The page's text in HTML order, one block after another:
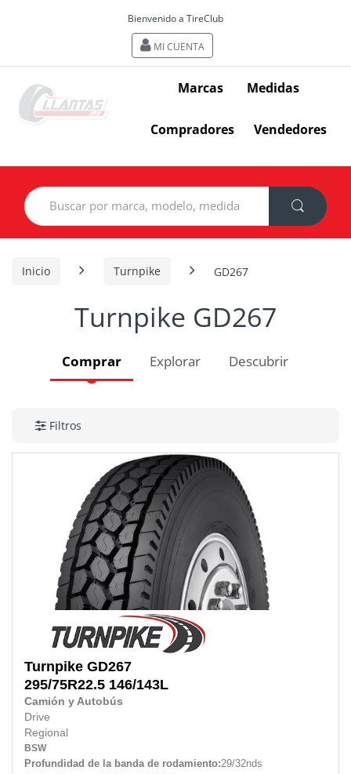
Bienvenido a TireClub
MI CUENTA
Marcas Medidas
Compradores Vendedores
Search
for:
Inicio Turnpike GD267
Turnpike GD267
Comprar Explorar Descubrir
Filtros
Turnpike GD267
295/75R22.5 146/143L
Camión y Autobús
Drive
Regional
BSW
Profundidad de la banda de rodamiento:29/32nds